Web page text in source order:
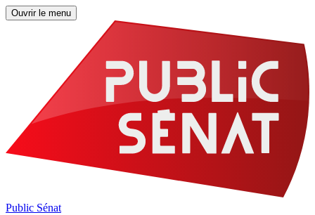
Ouvrir le menu
Public Sénat